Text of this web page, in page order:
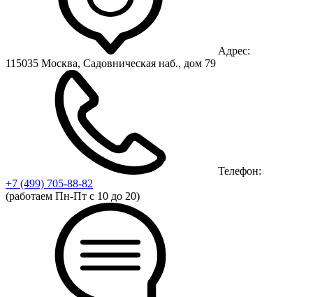
Адрес:
115035 Москва, Садовническая наб., дом 79
Телефон:
+7 (499) 705-88-82
(работаем Пн-Пт с 10 до 20)